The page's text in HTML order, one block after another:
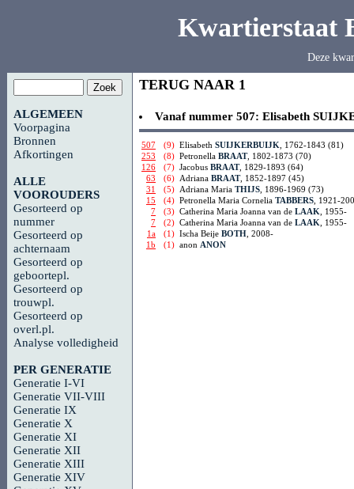
Kwartierstaat
Deze
ALGEMEEN
Voorpagina
Bronnen
Afkortingen
ALLE
VOOROUDERS
Gesorteerd op
nummer
Gesorteerd op
achternaam
Gesorteerd op
geboortepl.
Gesorteerd op
trouwpl.
Gesorteerd op
overl.pl.
Analyse volledigheid
PER GENERATIE
Generatie I-VI
Generatie VII-VIII
Generatie IX
Generatie X
Generatie XI
Generatie XII
Generatie XIII
Generatie XIV
TERUG NAAR 1
Vanaf nummer 507: Elisabeth
507 (9) Elisabeth SUIJKERBUIJK , 1762-1843 (81)
253
(8) Petronella BRAAT, 1802-1873 (70)
126
(7) Jacobus BRAAT, 1829-1893 (64)
63
(6) Adriana BRAAT, 1852-1897 (45)
31
(5) Adriana Maria THIJS , 1896-1969 (73)
15
(4) Petronella Maria Cornelia TABBERS , 1921-
7
(3) Catherina Maria Joanna van de LAAK , 1955-
7
(2) Catherina Maria Joanna van de LAAK , 1955-
1a
(1) Ischa Beije BOTH , 2008-
1b
(1) anon ANON